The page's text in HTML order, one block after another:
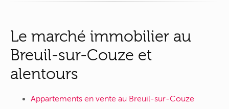
Le marché immobilier au
Breuil-sur-Couze et
alentours
Appartements en vente au Breuil-sur-Couze